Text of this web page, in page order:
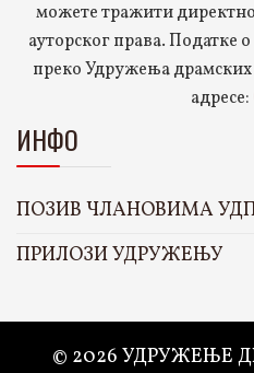
можете тражити
ауторског права. Податке
преко Удружења драмских
адресе:
ИНФО
ПОЗИВ ЧЛАНОВИМА
ПРИЛОЗИ УДРУЖЕЊУ
© 2026 УДРУЖЕЊЕ